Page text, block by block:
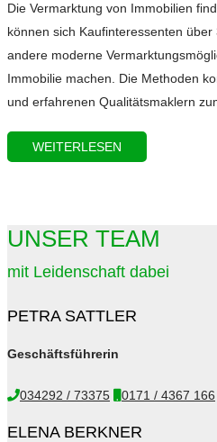
Die Vermarktung von Immobilien
können sich Kaufinteressenten
andere moderne
Immobilie machen. Die Methoden
und erfahrenen Qualitätsmaklern
WEITERLESEN
UNSER TEAM
mit Leidenschaft dabei
PETRA SATTLER
Geschäftsführerin
034292 / 73375 0171 / 4367 166
ELENA BERKNER